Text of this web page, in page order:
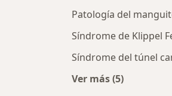
Patología del
Síndrome de Klippel
Síndrome del túnel
Ver más (5)